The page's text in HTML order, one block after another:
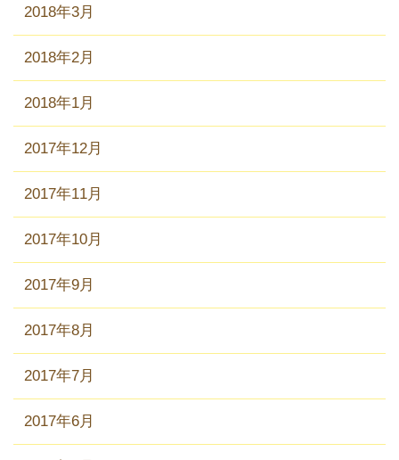
2018年3月
2018年2月
2018年1月
2017年12月
2017年11月
2017年10月
2017年9月
2017年8月
2017年7月
2017年6月